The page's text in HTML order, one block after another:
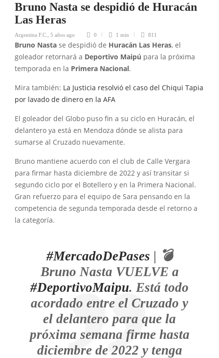
Bruno Nasta se despidió de Huracán
Las Heras
Argentina F.C. 5 años ago 0 1 min 811
Bruno Nasta se despidió de Huracán Las Heras, el
goleador retornará a Deportivo Maipú para la próxima
temporada en la Primera Nacional.
Mira también: La Justicia resolvió el caso del Chiqui Tapia
por lavado de dinero en la AFA
El goleador del Globo puso fin a su ciclo en Huracán, el
delantero ya está en Mendoza dónde se alista para
sumarse al Cruzado nuevamente.
Bruno mantiene acuerdo con el club de Calle Vergara
para firmar hasta diciembre de 2022 y así transitar si
segundo ciclo por el Botellero y en la Primera Nacional.
Gran refuerzo para el equipo de Sara pensando en la
competencia de segunda temporada desde el retorno a
la categoría.
#MercadoDePases | 💣
Bruno Nasta VUELVE a
#DeportivoMaipu. Está todo
acordado entre el Cruzado y
el delantero para que la
próxima semana firme hasta
diciembre de 2022 y tenga